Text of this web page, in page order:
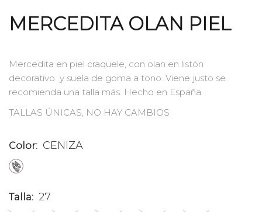
MERCEDITA OLAN PIEL
Mercedita en piel craquele, con olan en listón
decorativo y suela de goma a tono. Viene justo se
recomienda una talla más. Hecho en España.
TALLAS ÚNICAS, NO HAY CAMBIOS
Color: CENIZA
Talla: 27